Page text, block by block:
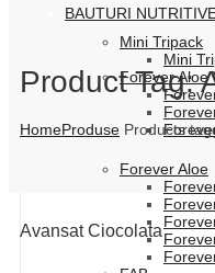
BAUTURI
Mini Tripack
Mini
Forever Aloe
Forever Aloe
Product Tag:
HomeProduse Products
Avansat Ciocolata